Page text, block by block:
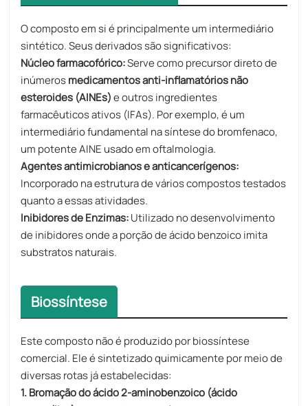
O composto em si é principalmente um intermediário
sintético. Seus derivados são significativos:
Núcleo farmacofórico:Serve como precursor direto de
inúmerosmedicamentos anti-inflamatórios não
esteroides (AINEs)e outros ingredientes
farmacêuticos ativos (IFAs). Por exemplo, é um
intermediário fundamental na síntese do bromfenaco,
um potente AINE usado em oftalmologia.
Agentes antimicrobianos e anticancerígenos:
Incorporado na estrutura de vários compostos testados
quanto a essas atividades.
Inibidores de Enzimas:Utilizado no desenvolvimento
de inibidores onde a porção de ácido benzoico imita
substratos naturais.
Biossíntese
Este composto não é produzido por biossíntese
comercial. Ele é sintetizado quimicamente por meio de
diversas rotas já estabelecidas:
1. Bromação do ácido 2-aminobenzoico (ácido